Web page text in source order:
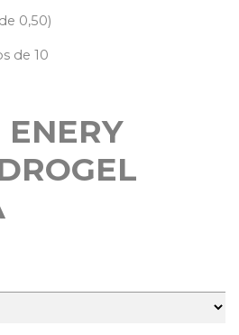
0,50)
de 10